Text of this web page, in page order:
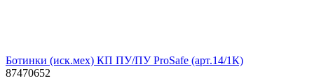
Ботинки (иск.мех) КП ПУ/ПУ ProSafe (арт.14/1К)
87470652